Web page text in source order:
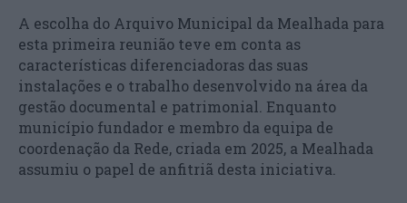
A escolha do Arquivo Municipal da Mealhada para
esta primeira reunião teve em conta as
características diferenciadoras das suas
instalações e o trabalho desenvolvido na área da
gestão documental e patrimonial. Enquanto
município fundador e membro da equipa de
coordenação da Rede, criada em 2025, a Mealhada
assumiu o papel de anfitriã desta iniciativa.